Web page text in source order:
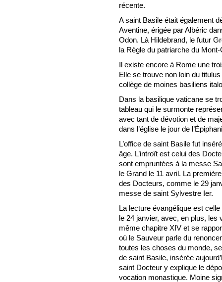
récente.
A saint Basile était également
Aventine, érigée par Albéric
Odon. Là Hildebrand, le futur
la Règle du patriarche du
Il existe encore à Rome une
Elle se trouve non loin du
collège de moines basiliens
Dans la basilique vaticane se
tableau qui le surmonte
avec tant de dévotion et de
dans l’église le jour de
L’office de saint Basile fut
âge. L’introït est celui des
sont empruntées à la messe
le Grand le 11 avril. La
des Docteurs, comme le 29
messe de saint Sylvestre Ier.
La lecture évangélique est
le 24 janvier, avec, en plus, les
même chapitre XIV et se
où le Sauveur parle du
toutes les choses du monde,
de saint Basile, insérée
saint Docteur y explique le
vocation monastique. Moine